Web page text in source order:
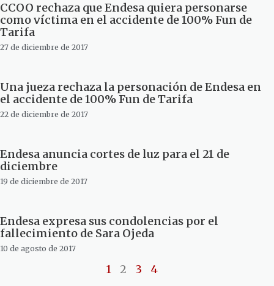
CCOO rechaza que Endesa quiera personarse
como víctima en el accidente de 100% Fun de
Tarifa
27 de diciembre de 2017
Una jueza rechaza la personación de Endesa en
el accidente de 100% Fun de Tarifa
22 de diciembre de 2017
Endesa anuncia cortes de luz para el 21 de
diciembre
19 de diciembre de 2017
Endesa expresa sus condolencias por el
fallecimiento de Sara Ojeda
10 de agosto de 2017
1 2 3 4